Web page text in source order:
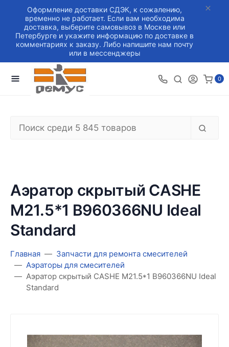
Оформление доставки СДЭК, к сожалению,
временно не работает. Если вам необходима
доставка, выберите самовывоз в Москве или
Петербурге и укажите информацию по доставке в
комментариях к заказу. Либо напишите нам почту
или в мессенджеры
0
Аэратор скрытый CASHE
M21.5*1 B960366NU Ideal
Standard
Главная
Запчасти для ремонта смесителей
Аэраторы для смесителей
Аэратор скрытый CASHE M21.5*1 B960366NU Ideal
Standard